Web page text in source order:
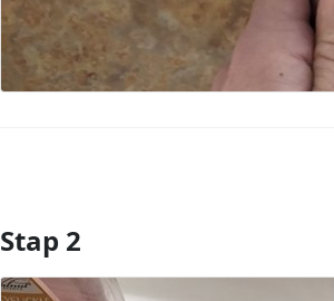
Voeg opmerking toe
Stap 2